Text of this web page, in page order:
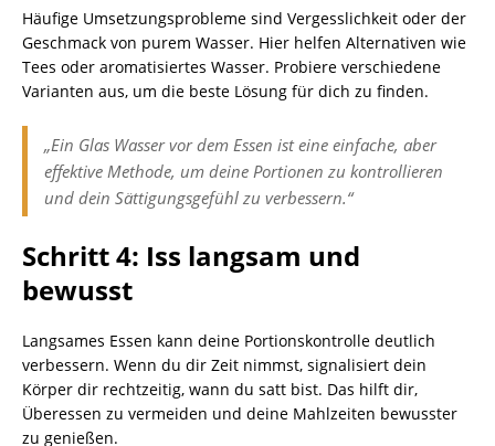
Häufige Umsetzungsprobleme sind Vergesslichkeit oder der
Geschmack von purem Wasser. Hier helfen Alternativen wie
Tees oder aromatisiertes Wasser. Probiere verschiedene
Varianten aus, um die beste Lösung für dich zu finden.
„Ein Glas Wasser vor dem Essen ist eine einfache, aber
effektive Methode, um deine Portionen zu kontrollieren
und dein Sättigungsgefühl zu verbessern.“
Schritt 4: Iss langsam und
bewusst
Langsames Essen kann deine Portionskontrolle deutlich
verbessern. Wenn du dir Zeit nimmst, signalisiert dein
Körper dir rechtzeitig, wann du satt bist. Das hilft dir,
Überessen zu vermeiden und deine Mahlzeiten bewusster
zu genießen.